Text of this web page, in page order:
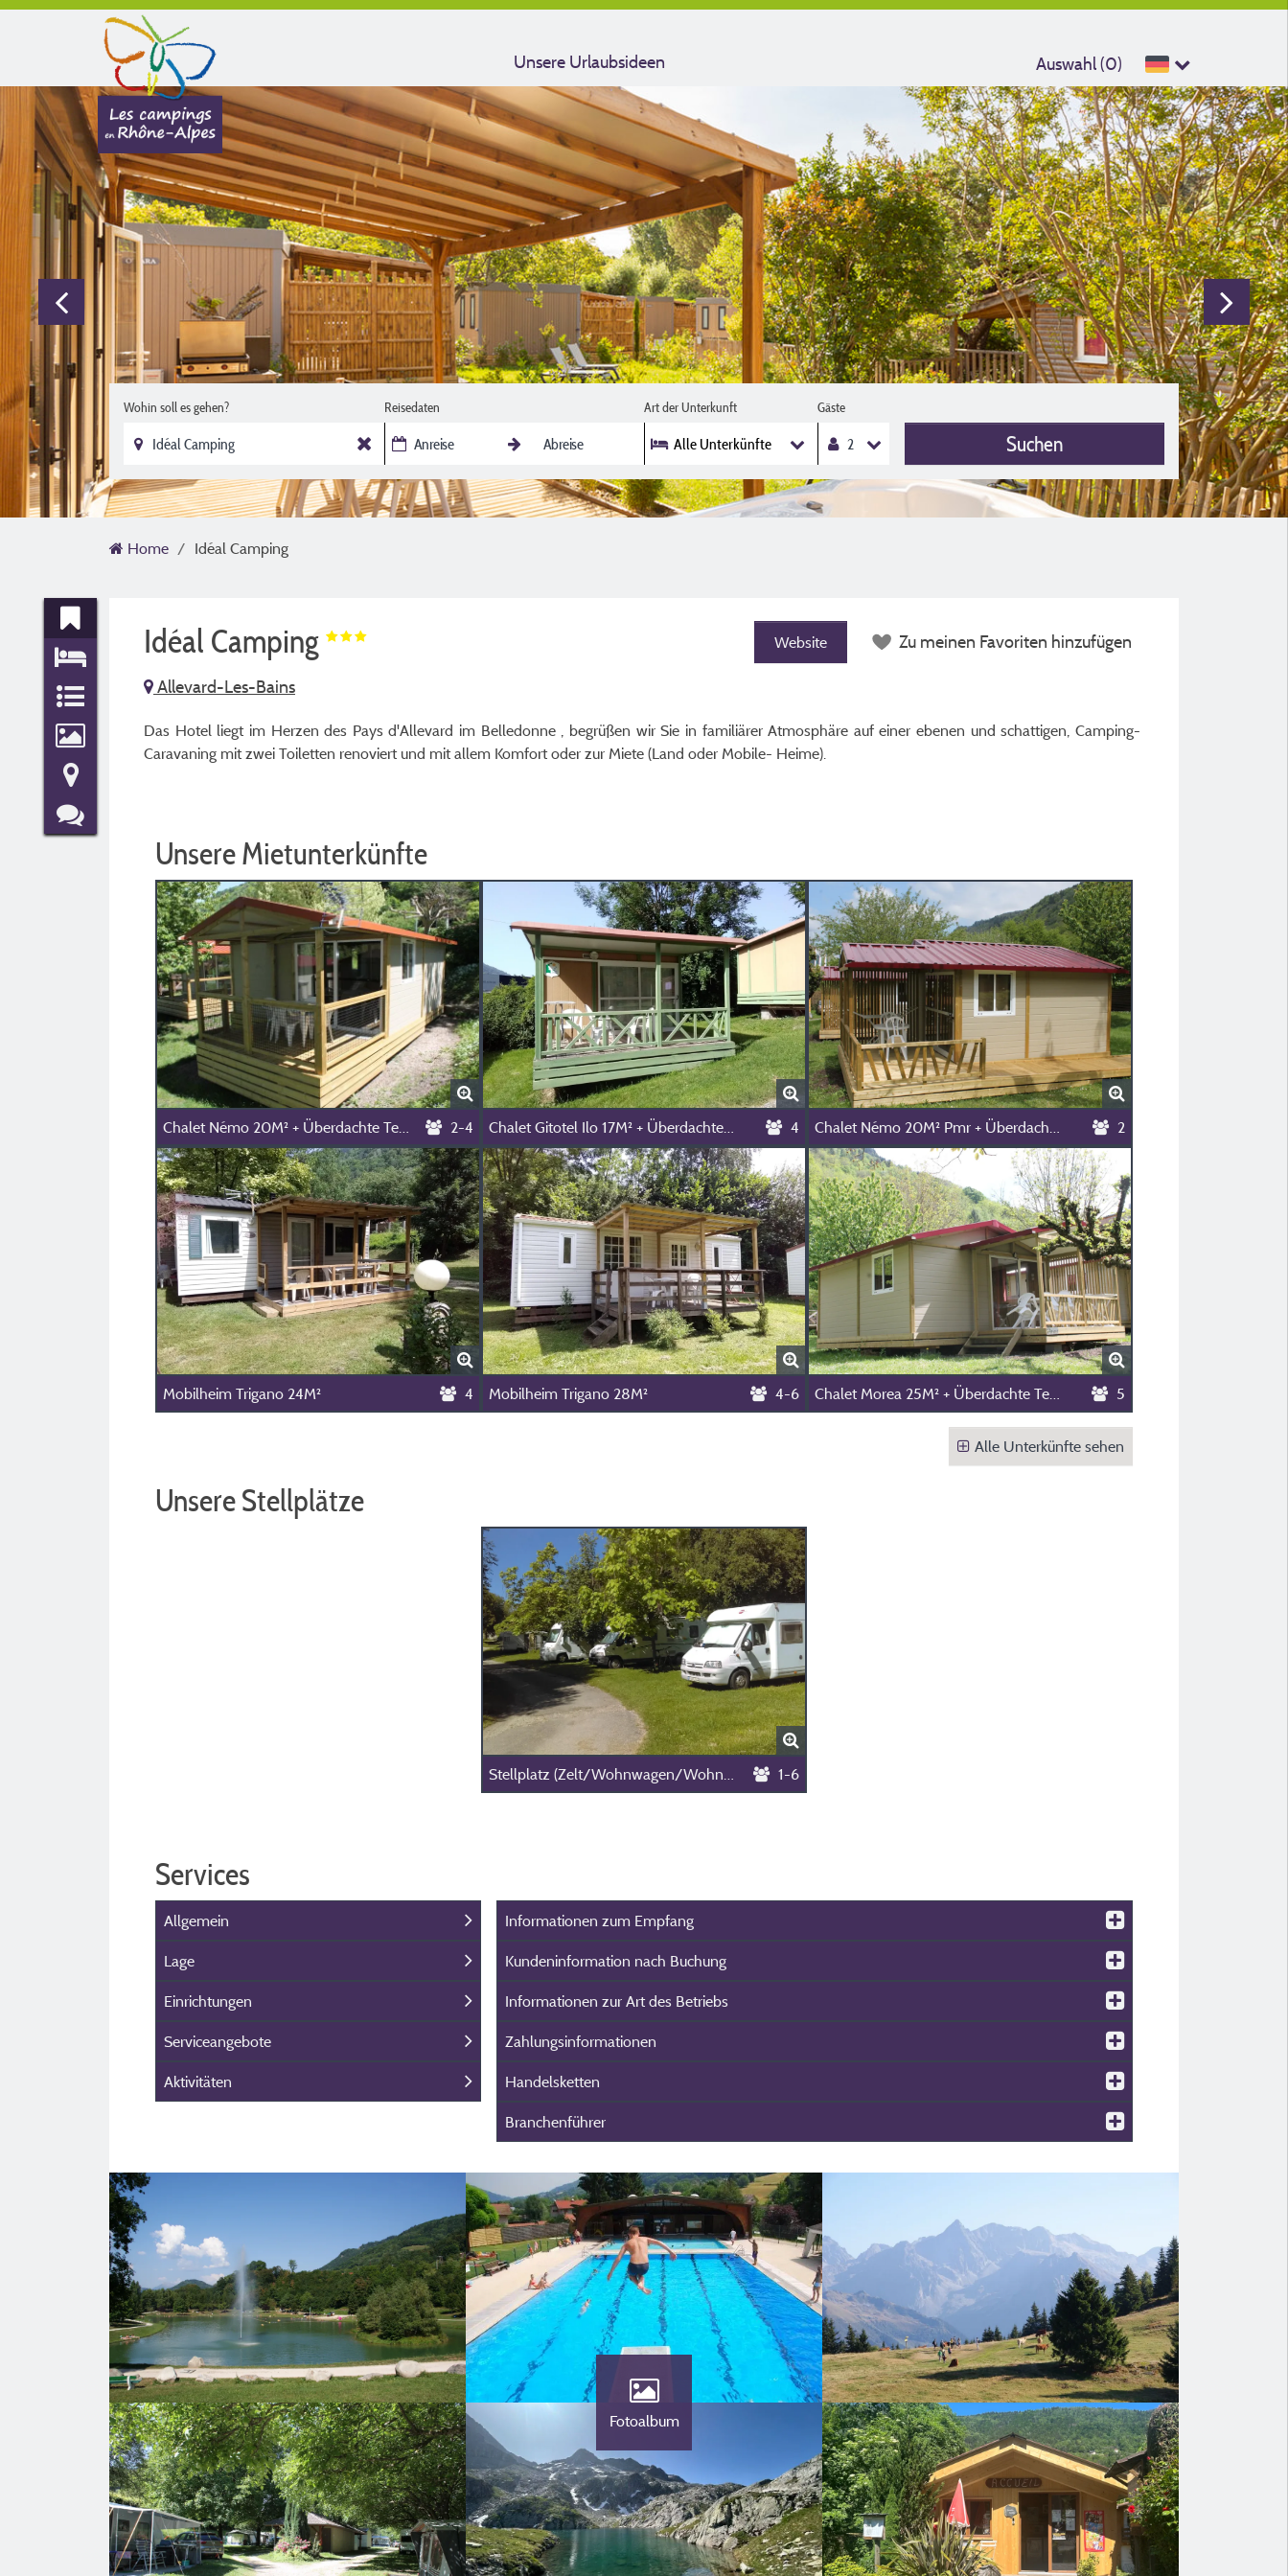
Unsere Urlaubsideen Auswahl (0)
Wohin soll es gehen? Reisedaten Art der Unterkunft
Alle Unterkünfte
Gäste
Suchen
Home Idéal Camping
Idéal Camping
Allevard-Les-Bains
Website Zu meinen Favoriten hinzufügen
Das Hotel liegt im Herzen des Pays d'Allevard im Belledonne , begrüßen wir Sie in familiärer Atmosphäre auf einer ebenen und schattigen, Camping-
Caravaning mit zwei Toiletten renoviert und mit allem Komfort oder zur Miete (Land oder Mobile- Heime).
Unsere Mietunterkünfte
Chalet Némo 20M² + Überdachte Terrasse 8M² 2-4 Chalet Gitotel Ilo 17M² + Überdachte Terrasse 10M² 4 Chalet Némo 20M² Pmr + Überdachte Terrasse 8M² 2
Mobilheim Trigano 24M² 4 Mobilheim Trigano 28M² 4-6 Chalet Morea 25M² + Überdachte Terrasse 8M² 5
Alle Unterkünfte sehen
Unsere Stellplätze
Stellplatz (Zelt/Wohnwagen/Wohnmobil ) 1-6
Services
Allgemein
Lage
Einrichtungen
Serviceangebote
Aktivitäten
Informationen zum Empfang
Kundeninformation nach Buchung
Informationen zur Art des Betriebs
Zahlungsinformationen
Handelsketten
Branchenführer
Fotoalbum